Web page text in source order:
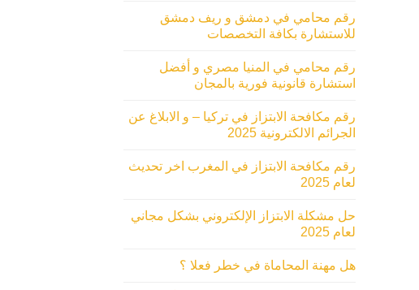
رقم محامي في دمشق و ريف دمشق
للاستشارة بكافة التخصصات
رقم محامي في المنيا مصري و أفضل
استشارة قانونية فورية بالمجان
رقم مكافحة الابتزاز في تركيا – و الابلاغ عن
الجرائم الالكترونية 2025
رقم مكافحة الابتزاز في المغرب اخر تحديث
لعام 2025
حل مشكلة الابتزاز الإلكتروني بشكل مجاني
لعام 2025
هل مهنة المحاماة في خطر فعلا ؟